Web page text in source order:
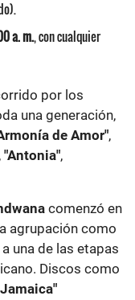
a. m., con cualquier
por los
una generación,
de Amor",
, "Antonia",
comenzó en
agrupación como
una de las etapas
Discos como